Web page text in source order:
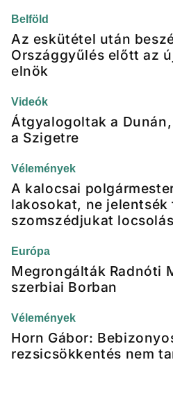
Belföld
Az eskütétel után
Országgyűlés előtt az
elnök
Videók
Átgyalogoltak a
a Szigetre
Vélemények
A kalocsai
lakosokat, ne jelentsék
szomszédjukat
Európa
Megrongálták Radnóti
szerbiai Borban
Vélemények
Horn Gábor:
rezsicsökkentés nem